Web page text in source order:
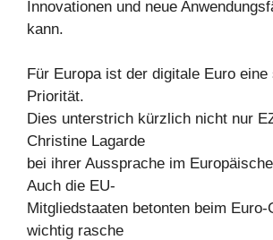
Innovationen und neue
kann.
Für Europa ist der digitale Euro
Priorität.
Dies unterstrich kürzlich nicht nur
Christine Lagarde
bei ihrer Aussprache im
Auch die EU-
Mitgliedstaaten betonten beim Euro-
wichtig rasche